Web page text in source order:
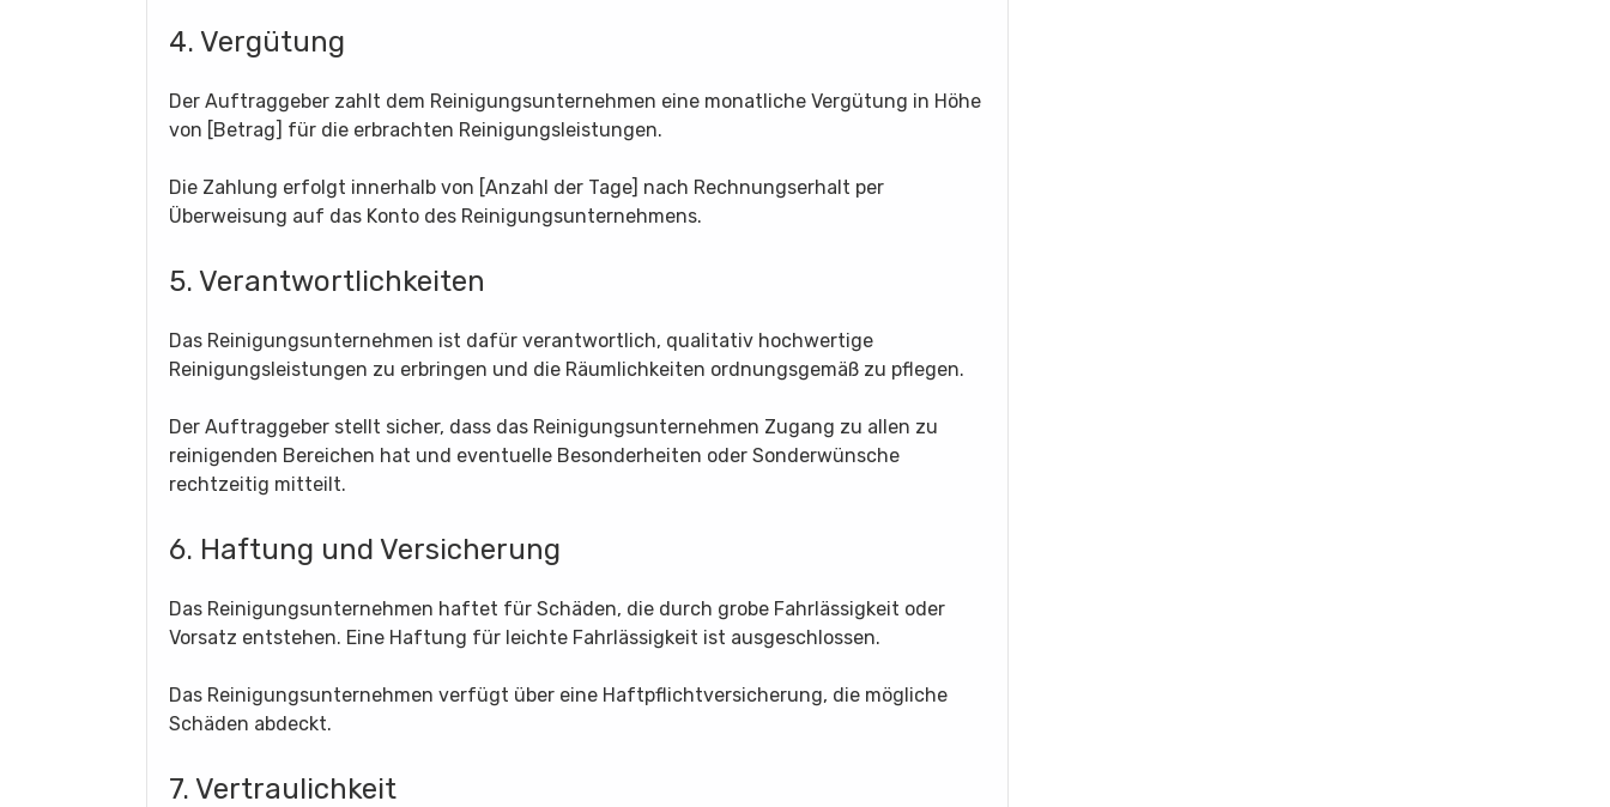
4. Vergütung
Der Auftraggeber zahlt dem Reinigungsunternehmen eine monatliche Vergütung in Höhe
von [Betrag] für die erbrachten Reinigungsleistungen.
Die Zahlung erfolgt innerhalb von [Anzahl der Tage] nach Rechnungserhalt per
Überweisung auf das Konto des Reinigungsunternehmens.
5. Verantwortlichkeiten
Das Reinigungsunternehmen ist dafür verantwortlich, qualitativ hochwertige
Reinigungsleistungen zu erbringen und die Räumlichkeiten ordnungsgemäß zu pflegen.
Der Auftraggeber stellt sicher, dass das Reinigungsunternehmen Zugang zu allen zu
reinigenden Bereichen hat und eventuelle Besonderheiten oder Sonderwünsche
rechtzeitig mitteilt.
6. Haftung und Versicherung
Das Reinigungsunternehmen haftet für Schäden, die durch grobe Fahrlässigkeit oder
Vorsatz entstehen. Eine Haftung für leichte Fahrlässigkeit ist ausgeschlossen.
Das Reinigungsunternehmen verfügt über eine Haftpflichtversicherung, die mögliche
Schäden abdeckt.
7. Vertraulichkeit